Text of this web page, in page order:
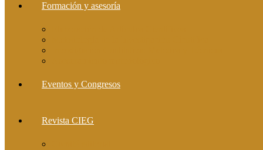
Formación y asesoría
Eventos y Congresos
Revista CIEG